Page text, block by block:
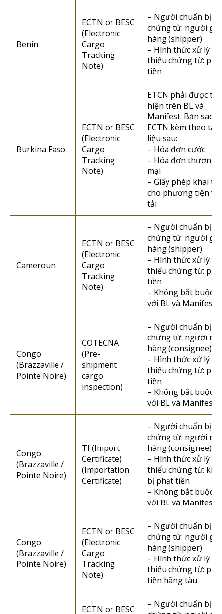
Benin
ECTN or BESC
(Electronic
Cargo
Tracking
Note)
– Người chuẩn bị
chứng từ: người gửi
hàng (shipper)
– Hình thức xử lý
thiếu chứng từ:
tiền
Burkina Faso
ECTN or BESC
(Electronic
Cargo
Tracking
Note)
ETCN phải được thể
hiện trên BL và
Manifest. Bản sao
ECTN kèm theo tài
liệu sau:
– Hóa đơn cước
– Hóa đơn thương
mại
– Giấy phép khai
cho phương tiện
tải
Cameroun
ECTN or BESC
(Electronic
Cargo
Tracking
Note)
– Người chuẩn bị
chứng từ: người gửi
hàng (shipper)
– Hình thức xử lý
thiếu chứng từ:
tiền
– Không bắt buộc
với BL và Manifest
Congo
(Brazzaville /
Pointe Noire)
COTECNA
(Pre-
shipment
cargo
inspection)
– Người chuẩn bị
chứng từ: người
hàng (consignee)
– Hình thức xử lý
thiếu chứng từ:
tiền
– Không bắt buộc
với BL và Manifest
Congo
(Brazzaville /
Pointe Noire)
TI (Import
Certificate)
(Importation
Certificate)
– Người chuẩn bị
chứng từ: người
hàng (consignee)
– Hình thức xử lý
thiếu chứng từ:
bị phạt tiền
– Không bắt buộc
với BL và Manifest
Congo
(Brazzaville /
Pointe Noire)
ECTN or BESC
(Electronic
Cargo
Tracking
Note)
– Người chuẩn bị
chứng từ: người gửi
hàng (shipper)
– Hình thức xử lý
thiếu chứng từ:
tiền hãng tàu
ECTN or BESC
– Người chuẩn bị